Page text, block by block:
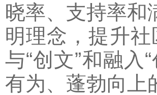
晓率、支持率和
明理念，提升社
与“创文”和融入
有为、蓬勃向上